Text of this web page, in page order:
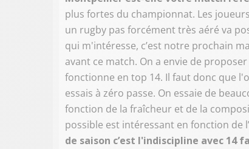
plus fortes du championnat. Les
un rugby pas forcément très aéré va
qui m'intéresse, c’est notre prochain
avant ce match. On a envie de
fonctionne en top 14. Il faut donc que
essais à zéro passe. On essaie de
fonction de la fraîcheur et de la
possible est intéressant en fonction de
de saison c’est l'indiscipline avec 14